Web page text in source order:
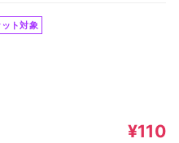
ト対象
¥110